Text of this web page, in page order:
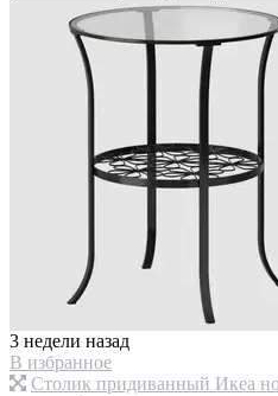
3 недели назад
В избранное
Столик придиванный Икеа